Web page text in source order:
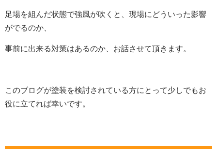
足場を組んだ状態で強風が吹くと、現場にどういった影響
がでるのか、
事前に出来る対策はあるのか、お話させて頂きます。
このブログが塗装を検討されている方にとって少しでもお
役に立てれば幸いです。